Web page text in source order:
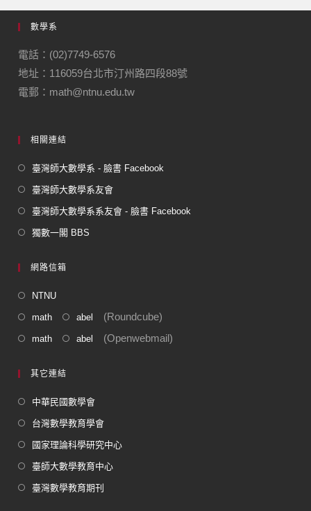
e
o
o
k
gr
m
數學系
電話：(02)7749-6576
地址：116059台北市汀州路四段88號
電郵：math@ntnu.edu.tw
相關連結
臺灣師大數學系 - 臉書 Facebook
臺灣師大數學系友會
臺灣師大數學系系友會 - 臉書 Facebook
獨數一閣 BBS
網路信箱
NTNU
math abel (Roundcube)
math abel (Openwebmail)
其它連結
中華民國數學會
台灣數學教育學會
國家理論科學研究中心
臺師大數學教育中心
臺灣數學教育期刊